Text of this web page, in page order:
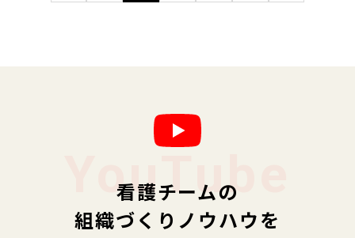
YouTube
看護チームの
組織づくりノウハウを